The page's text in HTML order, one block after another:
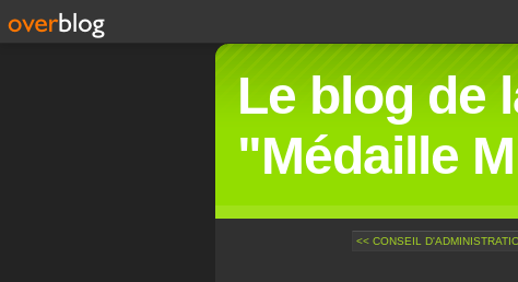
Le blog de
"Médaille
<< CONSEIL